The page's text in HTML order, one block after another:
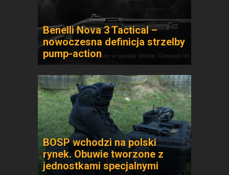
Benelli Nova 3 Tactical –
nowoczesna definicja strzelby
pump-action
BOSP wchodzi na polski
rynek. Obuwie tworzone z
jednostkami specjalnymi